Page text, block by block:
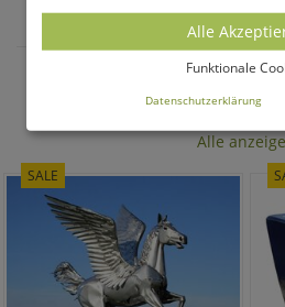
GARTENTISCHE
AKTUELLE
Alle
SALE
Alle
Funktionale
Datenschutzerklärung